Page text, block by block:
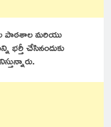
పాఠశాల మరియు
చేసినందుకు